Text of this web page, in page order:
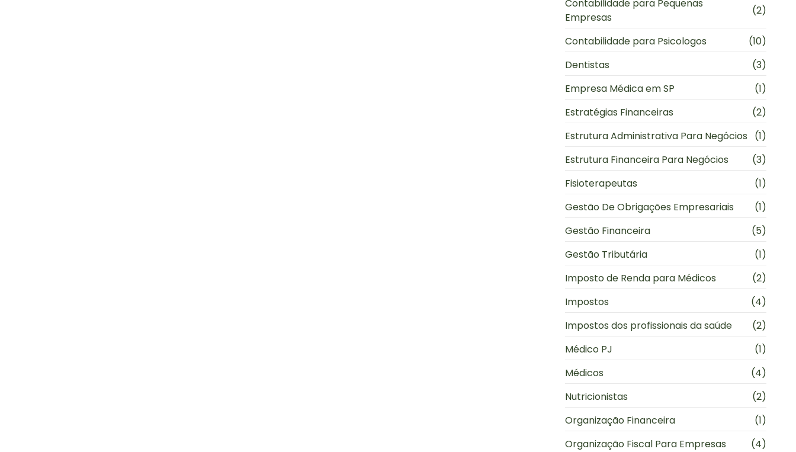
Contabilidade para Pequenas
Empresas
(2)
Contabilidade para Psicologos
(10)
Dentistas
(3)
Empresa Médica em SP
(1)
Estratégias Financeiras
(2)
Estrutura Administrativa Para Negócios
(1)
Estrutura Financeira Para Negócios
(3)
Fisioterapeutas
(1)
Gestão De Obrigações Empresariais
(1)
Gestão Financeira
(5)
Gestão Tributária
(1)
Imposto de Renda para Médicos
(2)
Impostos
(4)
Impostos dos profissionais da saúde
(2)
Médico PJ
(1)
Médicos
(4)
Nutricionistas
(2)
Organização Financeira
(1)
Organização Fiscal Para Empresas
(4)